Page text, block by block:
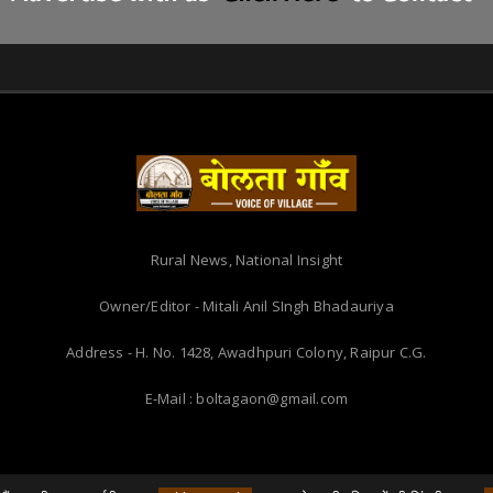
Rural News, National Insight
Owner/Editor - Mitali Anil SIngh Bhadauriya
Address - H. No. 1428, Awadhpuri Colony, Raipur C.G.
E-Mail : boltagaon@gmail.com